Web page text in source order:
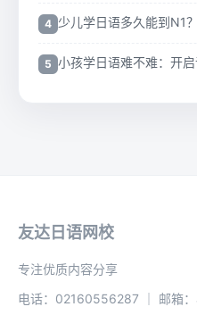
少儿学日语多久能到N1
小孩学日语难不难：开
友达日语网校
专注优质内容分享
电话：02160556287 ｜ 邮箱